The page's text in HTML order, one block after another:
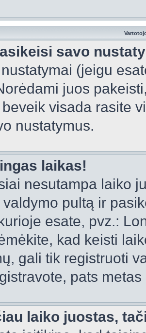
savo
(jeigu
juos
visada rasite
nustatymus.
laikas!
nesutampa laiko
pultą ir
esate, pvz.:
kad keisti
gali tik registruoti
pats
laiko juostas,